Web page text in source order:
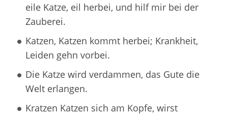
eile Katze, eil herbei, und hilf mir bei der
Zauberei.
Katzen, Katzen kommt herbei; Krankheit,
Leiden gehn vorbei.
Die Katze wird verdammen, das Gute die
Welt erlangen.
Kratzen Katzen sich am Kopfe, wirst